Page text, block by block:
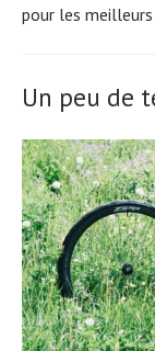
pour les
Un peu de